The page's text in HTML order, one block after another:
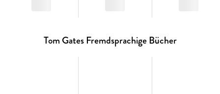
Tom Gates Fremdsprachige Bücher